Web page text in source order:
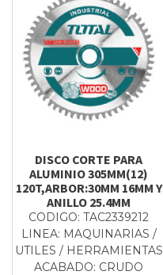
DISCO CORTE PARA
ALUMINIO 305MM(12)
120T,ARBOR:30MM 16MM Y
ANILLO 25.4MM
CODIGO: TAC2339212
LINEA: MAQUINARIAS /
UTILES / HERRAMIENTAS
ACABADO: CRUDO